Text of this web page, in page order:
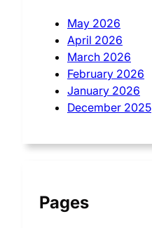
May 2026
April 2026
March 2026
February 2026
January 2026
December 2025
Pages